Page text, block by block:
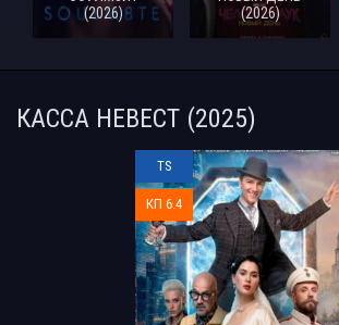
(2026)
(2026)
КАССА НЕВЕСТ (2025)
TS
КП 6.4